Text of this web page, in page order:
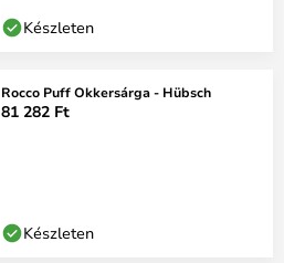
Készleten
Rocco Puff Okkersárga - Hübsch
81 282 Ft
Készleten